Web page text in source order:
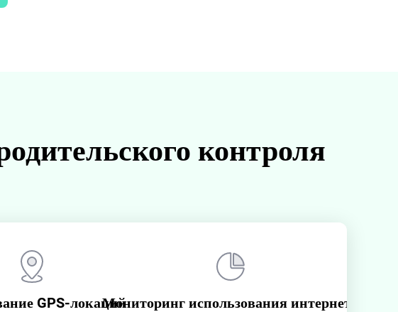
контроля
GPS-локацийМониторинг использования интернета